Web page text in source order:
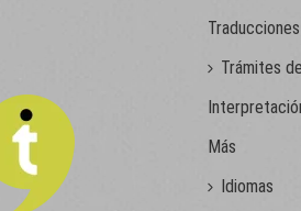
Trámites
Más
Idiomas